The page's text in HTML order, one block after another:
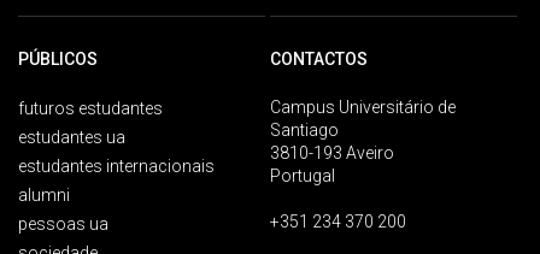
PÚBLICOS
futuros estudantes
estudantes ua
estudantes internacionais
alumni
pessoas ua
CONTACTOS
Campus Universitário de
Santiago
3810-193 Aveiro
Portugal
+351 234 370 200